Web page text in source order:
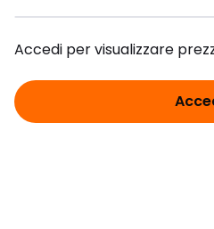
Accedi per visualizzare